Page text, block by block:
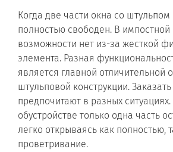
Когда две части окна со
полностью свободен. В импостной
возможности нет из-за жесткой
элемента. Разная
является главной отличительной
штульповой конструкции.
предпочитают в разных
обустройстве только одна часть
легко открываясь как полностью,
проветривание.